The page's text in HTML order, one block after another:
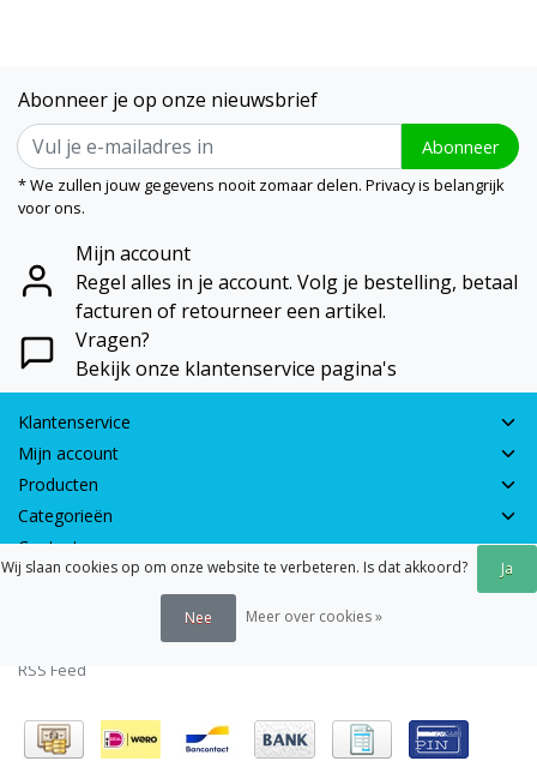
Abonneer je op onze nieuwsbrief
Abonneer
* We zullen jouw gegevens nooit zomaar delen. Privacy is belangrijk
voor ons.
Mijn account
Regel alles in je account. Volg je bestelling, betaal
facturen of retourneer een artikel.
Vragen?
Bekijk onze klantenservice pagina's
Klantenservice
Mijn account
Producten
Categorieën
Contactgegevens
© 2026 - Earth Games | Realisatie:webshop-service.nl
Algemene voorwaarden|Disclaimer
RSS Feed
Wij slaan cookies op om onze website te verbeteren. Is dat akkoord? Ja
Nee Meer over cookies »